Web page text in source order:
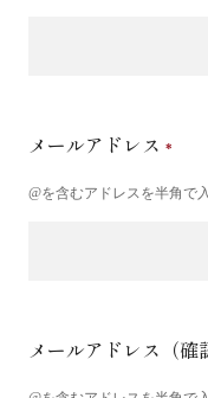
メールアドレス
@を含むアドレスを半角で
メールアドレス（確